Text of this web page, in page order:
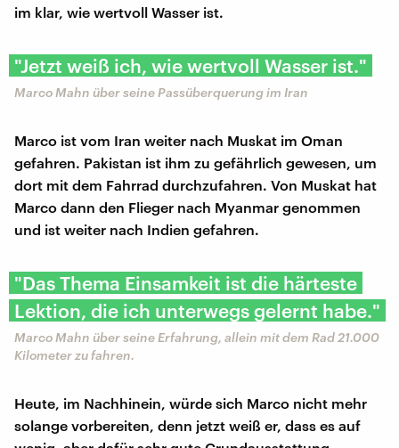
im klar, wie wertvoll Wasser ist.
"Jetzt weiß ich, wie wertvoll Wasser ist."
Marco Mahn über seine Passüberquerung im Iran
Marco ist vom Iran weiter nach Muskat im Oman
gefahren. Pakistan ist ihm zu gefährlich gewesen, um
dort mit dem Fahrrad durchzufahren. Von Muskat hat
Marco dann den Flieger nach Myanmar genommen
und ist weiter nach Indien gefahren.
"Das Thema Einsamkeit ist die härteste
Lektion, die ich unterwegs gelernt habe."
Marco Mahn über seine Erfahrung, allein mit dem Rad 21.000
Kilometer zu fahren.
Heute, im Nachhinein, würde sich Marco nicht mehr
solange vorbereiten, denn jetzt weiß er, dass es auf